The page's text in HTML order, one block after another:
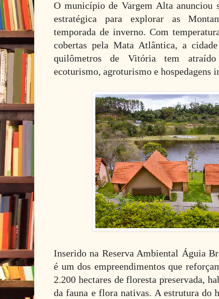
O município de Vargem Alta anunciou
estratégica para explorar as
temporada de inverno. Com
cobertas pela Mata Atlântica, a
quilômetros de Vitória tem
ecoturismo, agroturismo e hospedagens
Inserido na Reserva Ambiental Águia
é um dos empreendimentos que
2.200 hectares de floresta preservada,
da fauna e flora nativas. A estrutura do